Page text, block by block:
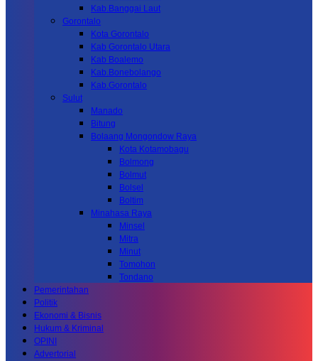
Kab.Banggai Laut
Gorontalo
Kota Gorontalo
Kab Gorontalo Utara
Kab Boalemo
Kab.Bonebolango
Kab.Gorontalo
Sulut
Manado
Bitung
Bolaang Mongondow Raya
Kota Kotamobagu
Bolmong
Bolmut
Bolsel
Boltim
Minahasa Raya
Minsel
Mitra
Minut
Tomohon
Tondano
Pemerintahan
Politik
Ekonomi & Bisnis
Hukum & Kriminal
OPINI
Advertorial